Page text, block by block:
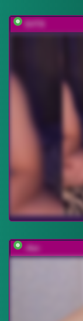
-Asi-